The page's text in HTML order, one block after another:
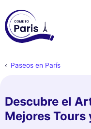
Paseos en París
Descubre el
Mejores Tours